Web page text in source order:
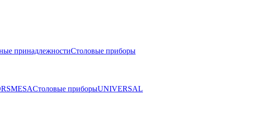
принадлежностиСтоловые приборы
MESAСтоловые приборыUNIVERSAL